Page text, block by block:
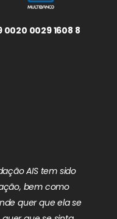
0020 0029 1608 8
AIS tem sido
bem como
quer que ela se